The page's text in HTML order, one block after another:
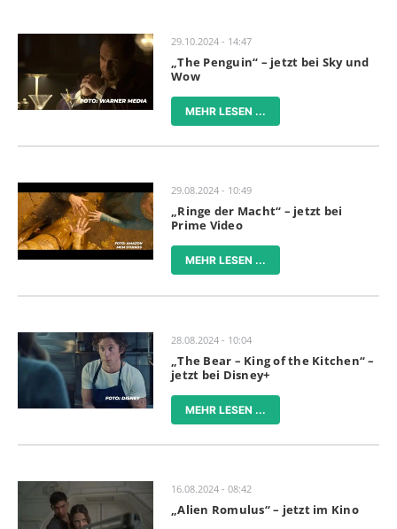
29.10.2024 - 14:47
„The Penguin“ – jetzt bei Sky und
Wow
MEHR LESEN ...
29.08.2024 - 10:49
„Ringe der Macht“ – jetzt bei
Prime Video
MEHR LESEN ...
28.08.2024 - 10:04
„The Bear – King of the Kitchen“ –
jetzt bei Disney+
MEHR LESEN ...
16.08.2024 - 08:42
„Alien Romulus“ – jetzt im Kino